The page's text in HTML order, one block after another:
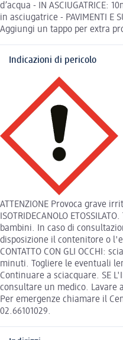
d’acqua - IN ASCIUGATRICE:
in asciugatrice - PAVIMENTI E
Aggiungi un tappo per extra
Indicazioni di pericolo
ATTENZIONE Provoca grave
ISOTRIDECANOLO
bambini. In caso di
disposizione il contenitore o
CONTATTO CON GLI OCCHI:
minuti. Togliere le eventuali
Continuare a sciacquare. SE
consultare un medico. Lavare
Per emergenze chiamare il
02.66101029.